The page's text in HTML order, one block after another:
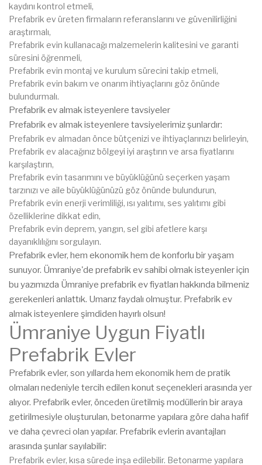
kaydını kontrol etmeli,
Prefabrik ev üreten firmaların referanslarını ve güvenilirliğini
araştırmalı,
Prefabrik evin kullanacağı malzemelerin kalitesini ve garanti
süresini öğrenmeli,
Prefabrik evin montaj ve kurulum sürecini takip etmeli,
Prefabrik evin bakım ve onarım ihtiyaçlarını göz önünde
bulundurmalı.
Prefabrik ev almak isteyenlere tavsiyeler
Prefabrik ev almak isteyenlere tavsiyelerimiz şunlardır:
Prefabrik ev almadan önce bütçenizi ve ihtiyaçlarınızı belirleyin,
Prefabrik ev alacağınız bölgeyi iyi araştırın ve arsa fiyatlarını
karşılaştırın,
Prefabrik evin tasarımını ve büyüklüğünü seçerken yaşam
tarzınızı ve aile büyüklüğünüzü göz önünde bulundurun,
Prefabrik evin enerji verimliliği, ısı yalıtımı, ses yalıtımı gibi
özelliklerine dikkat edin,
Prefabrik evin deprem, yangın, sel gibi afetlere karşı
dayanıklılığını sorgulayın.
Prefabrik evler, hem ekonomik hem de konforlu bir yaşam
sunuyor. Ümraniye'de prefabrik ev sahibi olmak isteyenler için
bu yazımızda Ümraniye prefabrik ev fiyatları hakkında bilmeniz
gerekenleri anlattık. Umarız faydalı olmuştur. Prefabrik ev
almak isteyenlere şimdiden hayırlı olsun!
Ümraniye Uygun Fiyatlı
Prefabrik Evler
Prefabrik evler, son yıllarda hem ekonomik hem de pratik
olmaları nedeniyle tercih edilen konut seçenekleri arasında yer
alıyor. Prefabrik evler, önceden üretilmiş modüllerin bir araya
getirilmesiyle oluşturulan, betonarme yapılara göre daha hafif
ve daha çevreci olan yapılar. Prefabrik evlerin avantajları
arasında şunlar sayılabilir:
Prefabrik evler, kısa sürede inşa edilebilir. Betonarme yapılara